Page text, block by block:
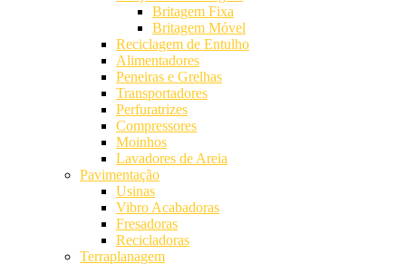
Britagem Fixa
Britagem Móvel
Reciclagem de Entulho
Alimentadores
Peneiras e Grelhas
Transportadores
Perfuratrizes
Compressores
Moinhos
Lavadores de Areia
Pavimentação
Usinas
Vibro Acabadoras
Fresadoras
Recicladoras
Terraplanagem